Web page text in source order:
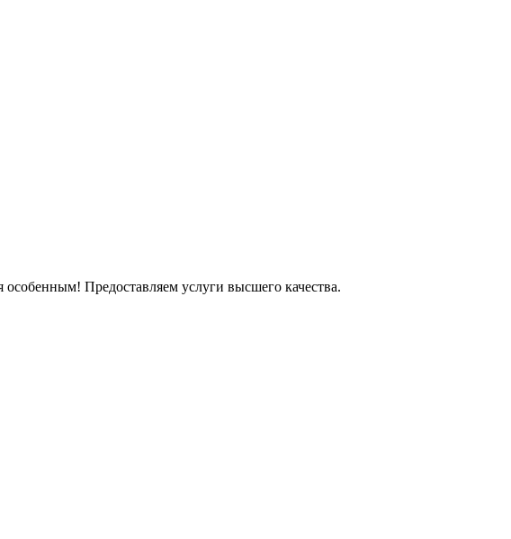
Предоставляем услуги высшего качества.